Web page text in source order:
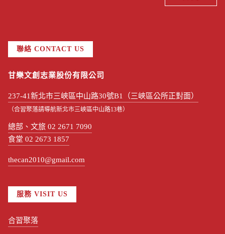
聯絡 CONTACT US
甘樂文創志業股份有限公司
237-41新北市三峽區中山路30號B1（三峽區公所正對面）
（合習聚落請導航新北市三峽區中山路13巷）
總部、文旅 02 2671 7090
食堂 02 2673 1857
thecan2010@gmail.com
服務 VISIT US
合習聚落